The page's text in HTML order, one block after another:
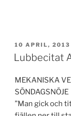
PUBLICERAT
10 APRIL, 2013
Lubbecitat
MEKANISKA
SÖNDAGSNÖJE
”Man gick och